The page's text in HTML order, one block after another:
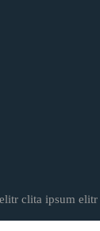
clita ipsum elitr